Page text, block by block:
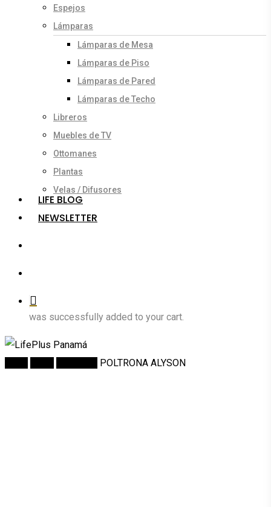
Espejos
Lámparas
Lámparas de Mesa
Lámparas de Piso
Lámparas de Pared
Lámparas de Techo
Libreros
Muebles de TV
Ottomanes
Plantas
Velas / Difusores
LIFE BLOG
NEWSLETTER
was successfully added to your cart.
POLTRONA ALYSON